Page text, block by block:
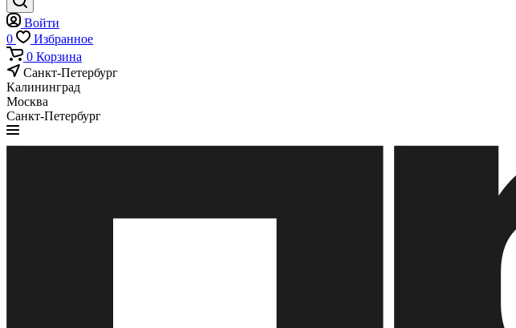
Войти
0
Избранное
0 Корзина
Санкт-Петербург
Калининград
Москва
Санкт-Петербург